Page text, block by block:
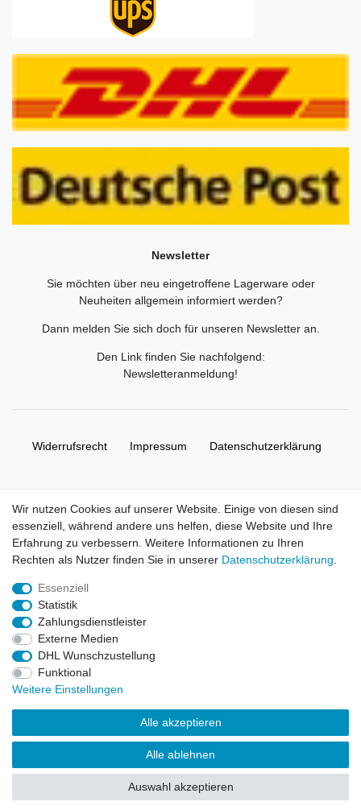
Newsletter
Sie möchten über neu eingetroffene Lagerware oder
Neuheiten allgemein informiert werden?
Dann melden Sie sich doch für unseren Newsletter an.
Den Link finden Sie nachfolgend:
Newsletteranmeldung!
Widerrufs­recht Impressum Daten­schutz­erklärung
© Copyright 2026 | Alle Rechte vorbehalten. HL-
Handelsgesellschaft mbH.
Alle Markennamen, Warenzeichen sowie sämtliche Produktbilder
und Beschreibungen sind Eigentum Ihrer rechtmäßigen
Eigentümer und dienen hier nur der Beschreibung.
Preise nur für registrierte Händler, ansonsten zeigt der Shop 0,00
€
LEGO, das LEGO Logo, die Minifigur, DUPLO, LEGENDS OF
CHIMA, NINJAGO, BIONICLE, MINDSTORMS und MIXELS sind
urheberrechtlich geschützte Markenzeichen der LEGO Gruppe.
Wir nutzen Cookies auf unserer Website. Einige von diesen sind
essenziell, während andere uns helfen, diese Website und Ihre
Erfahrung zu verbessern. Weitere Informationen zu Ihren
Rechten als Nutzer finden Sie in unserer Daten­schutz­erklärung
Essenziell
Statistik
Zahlungsdienstleister
Externe Medien
DHL Wunschzustellung
Funktional
Weitere Einstellungen
Alle akzeptieren
Alle ablehnen
Auswahl akzeptieren